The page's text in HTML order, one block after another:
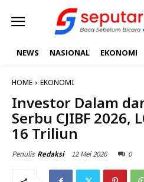
NEWS NASIONAL EKONOMI
HOME EKONOMI
Investor Dalam
Serbu CJIBF 2026,
16 Triliun
Penulis Redaksi 12 Mei 2026 0